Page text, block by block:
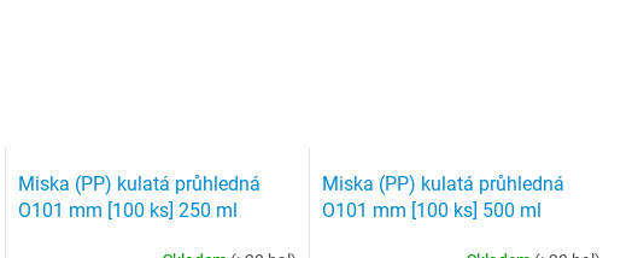
Miska (PP) kulatá průhledná
O101 mm [100 ks] 250 ml
Miska (PP) kulatá průhledná
O101 mm [100 ks] 500 ml